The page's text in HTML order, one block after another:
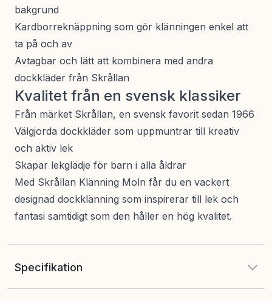
bakgrund
Kardborreknäppning som gör klänningen enkel att
ta på och av
Avtagbar och lätt att kombinera med andra
dockkläder från Skrållan
Kvalitet från en svensk klassiker
Från märket Skrållan, en svensk favorit sedan 1966
Välgjorda dockkläder som uppmuntrar till kreativ
och aktiv lek
Skapar lekglädje för barn i alla åldrar
Med Skrållan Klänning Moln får du en vackert
designad dockklänning som inspirerar till lek och
fantasi samtidigt som den håller en hög kvalitet.
Specifikation